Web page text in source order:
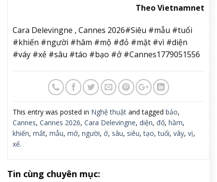
Theo Vietnamnet
Cara Delevingne , Cannes 2026#Siêu #mẫu #tuổi
#khiến #người #hâm #mộ #đỏ #mặt #vì #diện
#váy #xẻ #sâu #táo #bạo #ở #Cannes1779051556
This entry was posted in Nghệ thuật and tagged bảo,
Cannes, Cannes 2026, Cara Delevingne, diện, đố, hầm,
khiến, mắt, mẫu, mở, người, ở, sâu, siêu,tạo,tuổi, vây, vị,
xế.
Tin cùng chuyên mục: